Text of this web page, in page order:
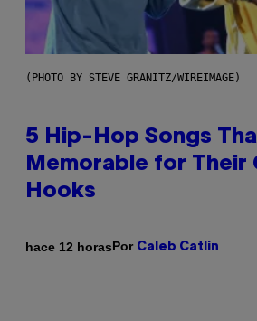
(PHOTO BY STEVE GRANITZ/WIREIMAGE)
5 Hip-Hop Songs
Memorable for Their
Hooks
hace 12 horasPor Caleb Catlin